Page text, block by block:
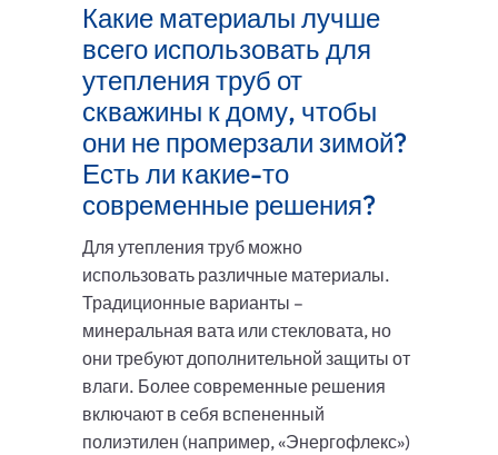
Какие материалы лучше
всего использовать для
утепления труб от
скважины к дому, чтобы
они не промерзали зимой?
Есть ли какие-то
современные решения?
Для утепления труб можно
использовать различные материалы.
Традиционные варианты –
минеральная вата или стекловата, но
они требуют дополнительной защиты от
влаги. Более современные решения
включают в себя вспененный
полиэтилен (например, «Энергофлекс»)